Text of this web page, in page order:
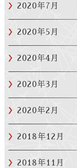
2020年7月
2020年5月
2020年4月
2020年3月
2020年2月
2018年12月
2018年11月